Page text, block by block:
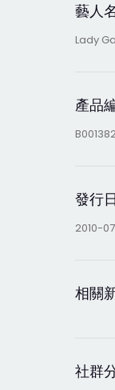
藝人
Lady
產品
發行
2010-
相關
社群